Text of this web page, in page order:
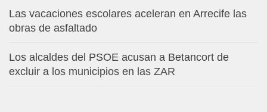
Las vacaciones escolares aceleran en Arrecife las
obras de asfaltado
Los alcaldes del PSOE acusan a Betancort de
excluir a los municipios en las ZAR